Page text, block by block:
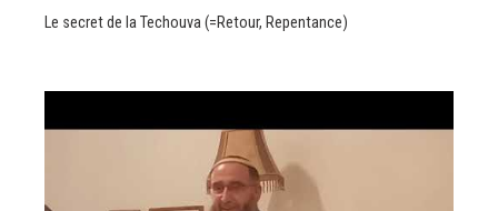
Le secret de la Techouva (=Retour, Repentance)